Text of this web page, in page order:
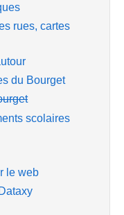
rues, cartes
du Bourget
scolaires
le web